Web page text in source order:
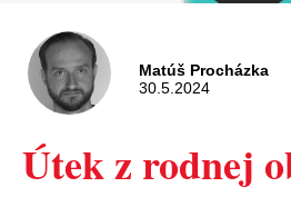
Matúš Procházka
30.5.2024
Útek z rodnej